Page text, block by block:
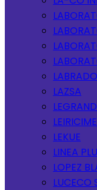
LAZSA
LEKUE
LINEA
LOPEZ
LUCECO